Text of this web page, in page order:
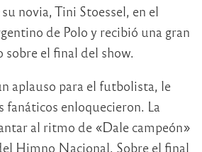
novia, Tini Stoessel, en el
de Polo y recibió una gran
sobre el final del show.
aplauso para el futbolista, le
fanáticos enloquecieron. La
al ritmo de «Dale campeón»
Himno Nacional. Sobre el final